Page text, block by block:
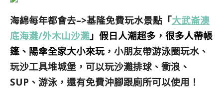
海綿每年都會去–>基隆免費玩水景點 「大武崙澳
底海灘/外木山沙灘 」假日人潮超多，很多人帶帳
篷、陽傘全家大小來玩， 小朋友帶游泳圈玩水、
玩沙工具堆城堡，可以玩沙灘排球、衝浪、
SUP、游泳，還有免費沖腳跟廁所可以使用！